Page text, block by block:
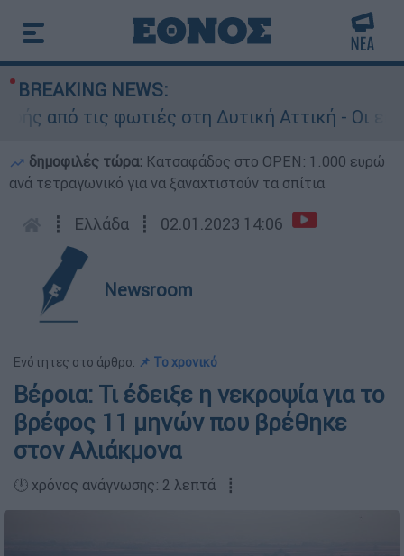
BREAKING NEWS:
τις φωτιές στη Δυτική Αττική - Οι
δημοφιλές τώρα: Κατσαφάδος στο OPEN: 1.000 ευρώ
ανά τετραγωνικό για να ξαναχτιστούν τα σπίτια
┋ Ελλάδα ┋ 02.01.2023 14:06
Newsroom
Ενότητες στο άρθρο: 📌 Το χρονικό
Βέροια: Τι έδειξε η νεκροψία για το
βρέφος 11 μηνών που βρέθηκε
στον Αλιάκμονα
🕛 χρόνος ανάγνωσης: 2 λεπτά ┋